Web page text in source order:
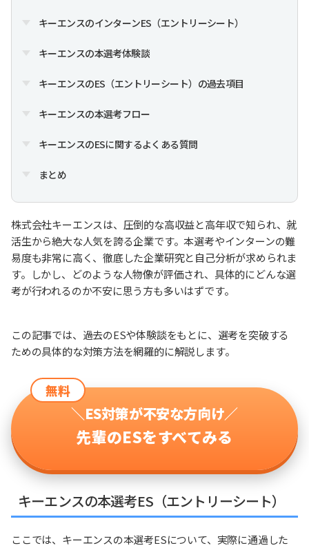
キーエンスのインターンES（エントリーシート）
キーエンスの本選考体験談
キーエンスのES（エントリーシート）の過去項目
キーエンスの本選考フロー
キーエンスのESに関するよくある質問
まとめ
株式会社キーエンスは、圧倒的な高収益と高年収で知られ、就
活生から絶大な人気を誇る企業です。本選考やインターンの難
易度も非常に高く、徹底した企業研究と自己分析が求められま
す。しかし、どのような人物像が評価され、具体的にどんな選
考が行われるのか不安に思う方も多いはずです。
この記事では、過去のESや体験談をもとに、選考を突破する
ための具体的な対策方法を網羅的に解説します。
無料
＼ES対策が不安な方向け／
先輩のESをすべてみる
キーエンスの本選考ES（エントリーシート）
ここでは、キーエンスの本選考ESについて、実際に通過した